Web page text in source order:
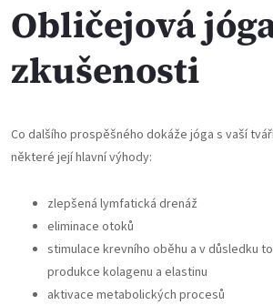
Obličejová
zkušenosti
Co dalšího prospěšného dokáže jóga s vaší
některé její hlavní výhody:
zlepšená lymfatická drenáž
eliminace otoků
stimulace krevního oběhu a v důsledku
produkce kolagenu a elastinu
aktivace metabolických procesů